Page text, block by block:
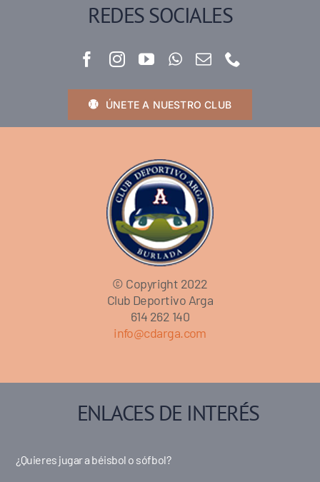
REDES SOCIALES
ÚNETE A NUESTRO CLUB
© Copyright 2022
Club Deportivo Arga
614 262 140
info@cdarga.com
ENLACES DE INTERÉS
¿Quieres jugar a béisbol o sófbol?